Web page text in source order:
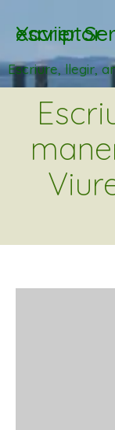
Xavier Serrahima: escriptor
Escriure, llegir,